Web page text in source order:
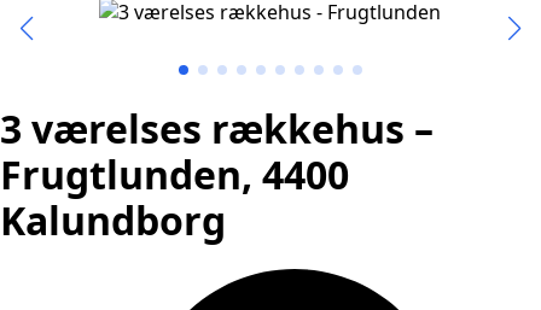
3 værelses rækkehus –
Frugtlunden, 4400
Kalundborg